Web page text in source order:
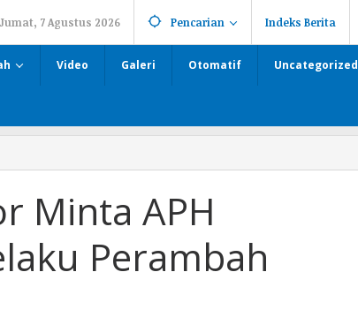
Jumat, 7 Agustus 2026 Pencarian Indeks Berita
Video Galeri Otomatif Uncategorized
Minta APH
Perambah